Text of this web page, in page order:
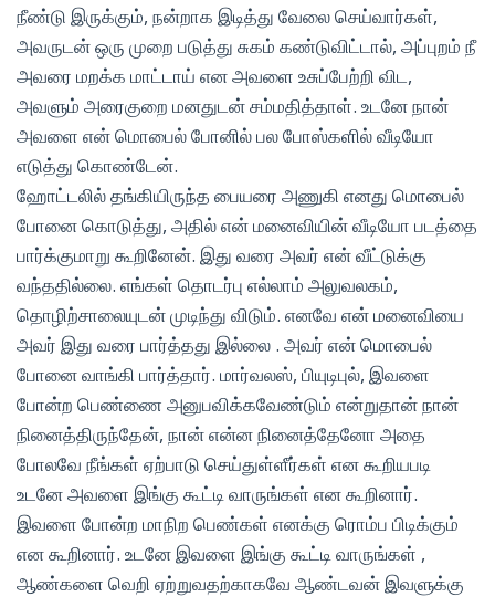
நீண்டு இருக்கும், நன்றாக இடித்து வேலை செய்வார்கள்,
அவருடன் ஒரு முறை படுத்து சுகம் கண்டுவிட்டால், அப்புறம் நீ
அவரை மறக்க மாட்டாய் என அவளை உசுப்பேற்றி விட,
அவளும் அரைகுறை மனதுடன் சம்மதித்தாள். உடனே நான்
அவளை என் மொபைல் போனில் பல போஸ்களில் வீடியோ
எடுத்து கொண்டேன்.
ஹோட்டலில் தங்கியிருந்த பையரை அணுகி எனது மொபைல்
போனை கொடுத்து, அதில் என் மனைவியின் வீடியோ படத்தை
பார்க்குமாறு கூறினேன். இது வரை அவர் என் வீட்டுக்கு
வந்ததில்லை. எங்கள் தொடர்பு எல்லாம் அலுவலகம்,
தொழிற்சாலையுடன் முடிந்து விடும். எனவே என் மனைவியை
அவர் இது வரை பார்த்தது இல்லை . அவர் என் மொபைல்
போனை வாங்கி பார்த்தார். மார்வலஸ், பியுடிபுல், இவளை
போன்ற பெண்ணை அனுபவிக்கவேண்டும் என்றுதான் நான்
நினைத்திருந்தேன், நான் என்ன நினைத்தேனோ அதை
போலவே நீங்கள் ஏற்பாடு செய்துள்ளீர்கள் என கூறியபடி
உடனே அவளை இங்கு கூட்டி வாருங்கள் என கூறினார்.
இவளை போன்ற மாநிற பெண்கள் எனக்கு ரொம்ப பிடிக்கும்
என கூறினார். உடனே இவளை இங்கு கூட்டி வாருங்கள் ,
ஆண்களை வெறி ஏற்றுவதற்காகவே ஆண்டவன் இவளுக்கு